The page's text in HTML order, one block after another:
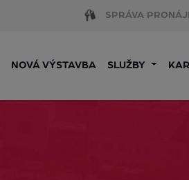
SPRÁVA
NOVÁ VÝSTAVBA SLUŽBY